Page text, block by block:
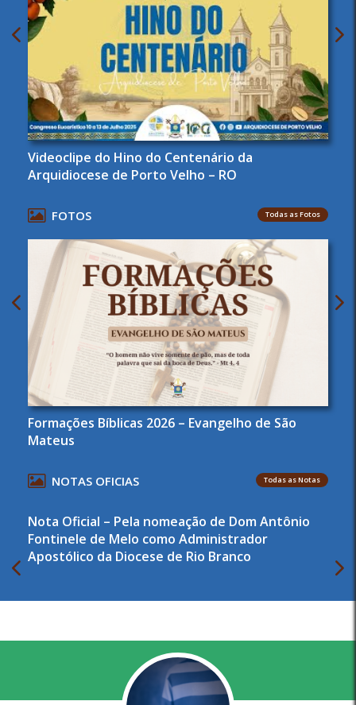
Videoclipe do Hino do Centenário da
Arquidiocese de Porto Velho – RO
FOTOS Todas as Fotos
Formações Bíblicas 2026 – Evangelho de São
Mateus
NOTAS OFICIAS Todas as Notas
Nota Oficial – Pela nomeação de Dom Antônio
Fontinele de Melo como Administrador
Apostólico da Diocese de Rio Branco